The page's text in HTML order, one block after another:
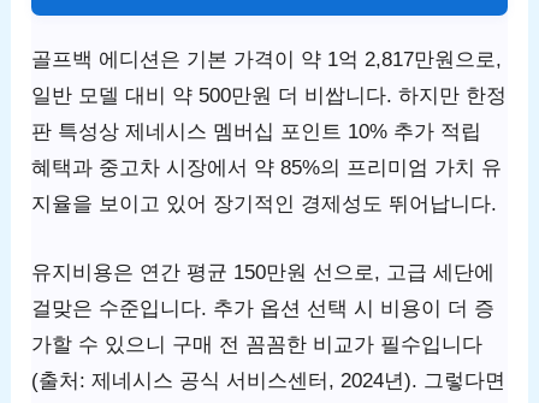
골프백 에디션은 기본 가격이 약 1억 2,817만원으로,
일반 모델 대비 약 500만원 더 비쌉니다. 하지만 한정
판 특성상 제네시스 멤버십 포인트 10% 추가 적립
혜택과 중고차 시장에서 약 85%의 프리미엄 가치 유
지율을 보이고 있어 장기적인 경제성도 뛰어납니다.
유지비용은 연간 평균 150만원 선으로, 고급 세단에
걸맞은 수준입니다. 추가 옵션 선택 시 비용이 더 증
가할 수 있으니 구매 전 꼼꼼한 비교가 필수입니다
(출처: 제네시스 공식 서비스센터, 2024년). 그렇다면